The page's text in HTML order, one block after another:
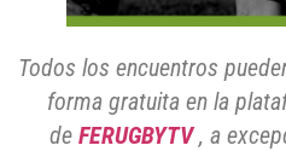
Todos los encuentros
forma gratuita en la
de FERUGBYTV, a